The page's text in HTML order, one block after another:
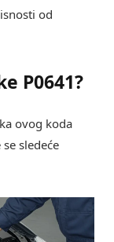
od
P0641?
ovog koda
sledeće